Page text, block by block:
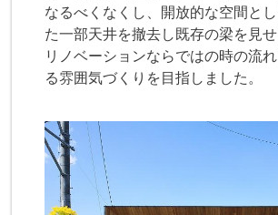
なるべくなくし、開放的な空間と
た一部天井を撤去し既存の梁を見せ
リノベーションならではの時の流
る雰囲気づくりを目指しました。